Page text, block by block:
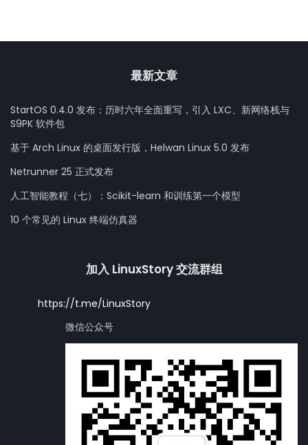
最新文章
StartOS 0.4.0 发布：历时六年全面重写，引入 LXC、新网络栈与
S9PK 软件包
基于 Arch Linux 的桌面发行版，Helwan Linux 5.0 发布
Netrunner 25 正式发布
人工智能教程（七）：Scikit-learn 和训练第一个模型
10 个常见的 Linux 终端仿真器
加入 LinuxStory 交流群组
https://t.me/LinuxStory
微信公众号